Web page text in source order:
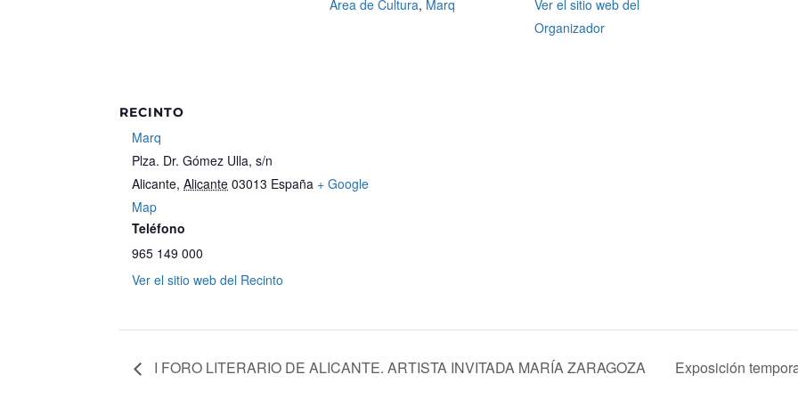
Área de Cultura, Marq
Ver el sitio web del
Organizador
RECINTO
Marq
Plza. Dr. Gómez Ulla, s/n
Alicante, Alicante 03013 España + Google
Map
Teléfono
965 149 000
Ver el sitio web del Recinto
I FORO LITERARIO DE ALICANTE. ARTISTA INVITADA MARÍA ZARAGOZA Exposición